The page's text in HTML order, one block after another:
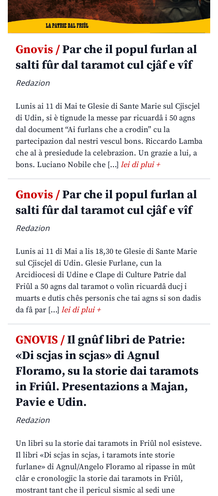
Gnovis /Par che il popul furlan al
salti fûr dal taramot cul cjâf e vîf
Redazion
Lunis ai 11 di Mai te Glesie di Sante Marie sul Cjiscjel
di Udin, si è tignude la messe par ricuardâ i 50 agns
dal document “Ai furlans che a crodin” cu la
partecipazion dal nestri vescul bons. Riccardo Lamba
che al à presiedude la celebrazion. Un grazie a lui, a
bons. Luciano Nobile che […] lei di plui +
Gnovis /Par che il popul furlan al
salti fûr dal taramot cul cjâf e vîf
Redazion
Lunis ai 11 di Mai a lis 18,30 te Glesie di Sante Marie
sul Cjiscjel di Udin. Glesie Furlane, cun la
Arcidiocesi di Udine e Clape di Culture Patrie dal
Friûl a 50 agns dal taramot o volìn ricuardâ ducj i
muarts e dutis chês personis che tai agns si son dadis
da fâ par […] lei di plui +
GNOVIS /Il gnûf libri de Patrie:
«Di scjas in scjas» di Agnul
Floramo, su la storie dai taramots
in Friûl. Presentazions a Majan,
Pavie e Udin.
Redazion
Un libri su la storie dai taramots in Friûl nol esisteve.
Il libri «Di scjas in scjas, i taramots inte storie
furlane» di Agnul/Angelo Floramo al ripasse in mût
clâr e cronologjic la storie dai taramots in Friûl,
mostrant tant che il pericul sismic al sedi une